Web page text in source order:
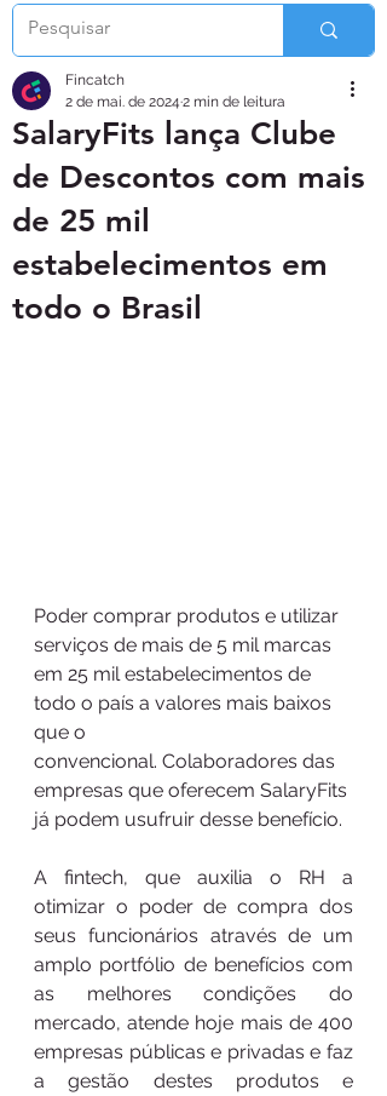
SalaryFits lança Clube
de Descontos com mais
de 25 mil
estabelecimentos em
todo o Brasil
Fincatch
2 de mai. de 2024 2 min de leitura
Poder comprar produtos e utilizar
serviços de mais de 5 mil marcas
em 25 mil estabelecimentos de
todo o país a valores mais baixos
que o
convencional. Colaboradores das
empresas que oferecem SalaryFits
já podem usufruir desse benefício.
A fintech, que auxilia o RH a
otimizar o poder de compra dos
seus funcionários através de um
amplo portfólio de benefícios com
as melhores condições do
mercado, atende hoje mais de 400
empresas públicas e privadas e faz
a gestão destes produtos e